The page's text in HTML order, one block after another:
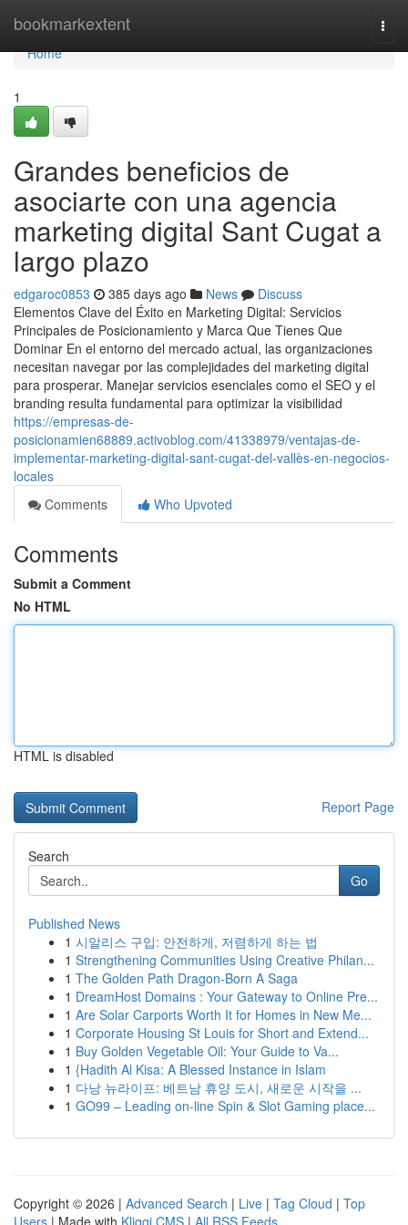
bookmarkextent
Home
Home
1
Grandes beneficios de
asociarte con una agencia
marketing digital Sant Cugat a
largo plazo
edgaroc0853 385 days ago News
Discuss
Elementos Clave del Éxito en Marketing Digital: Servicios
Principales de Posicionamiento y Marca Que Tienes Que
Dominar En el entorno del mercado actual, las organizaciones
necesitan navegar por las complejidades del marketing digital
para prosperar. Manejar servicios esenciales como el SEO y el
branding resulta fundamental para optimizar la visibilidad
https://empresas-de-
posicionamien68889.activoblog.com/41338979/ventajas-de-
implementar-marketing-digital-sant-cugat-del-vallès-en-negocios-
locales
Comments
Who Upvoted
Comments
Submit a Comment
No HTML
HTML is disabled
Report Page
Search
Go
Published News
1 시알리스 구입: 안전하게, 저렴하게 하는 법
1 Strengthening Communities Using Creative Philan...
1 The Golden Path Dragon-Born A Saga
1 DreamHost Domains : Your Gateway to Online Pre...
1 Are Solar Carports Worth It for Homes in New Me...
1 Corporate Housing St Louis for Short and Extend...
1 Buy Golden Vegetable Oil: Your Guide to Va...
1 {Hadith Al Kisa: A Blessed Instance in Islam
1 다낭 뉴라이프: 베트남 휴양 도시, 새로운 시작을 ...
1 GO99 – Leading on-line Spin & Slot Gaming place...
Copyright © 2026 | Advanced Search | Live | Tag Cloud | Top
Users | Made with Kliqqi CMS | All RSS Feeds